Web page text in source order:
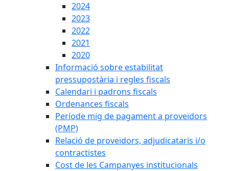
2024
2023
2022
2021
2020
Informació sobre estabilitat
pressupostària i regles fiscals
Calendari i padrons fiscals
Ordenances fiscals
Període mig de pagament a proveïdors
(PMP)
Relació de proveïdors, adjudicataris i/o
contractistes
Cost de les Campanyes institucionals